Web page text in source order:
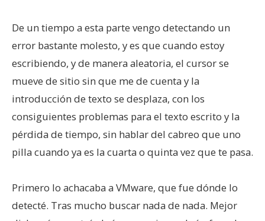
De un tiempo a esta parte vengo detectando un
error bastante molesto, y es que cuando estoy
escribiendo, y de manera aleatoria, el cursor se
mueve de sitio sin que me de cuenta y la
introducción de texto se desplaza, con los
consiguientes problemas para el texto escrito y la
pérdida de tiempo, sin hablar del cabreo que uno
pilla cuando ya es la cuarta o quinta vez que te pasa.
Primero lo achacaba a VMware, que fue dónde lo
detecté. Tras mucho buscar nada de nada. Mejor